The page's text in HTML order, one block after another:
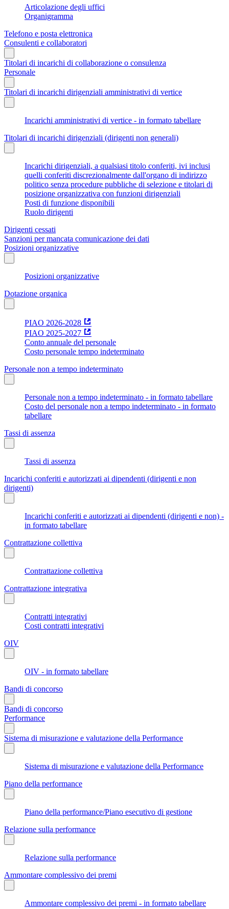
Articolazione degli uffici
Organigramma
Telefono e posta elettronica
Consulenti e collaboratori
Titolari di incarichi di collaborazione o consulenza
Personale
Titolari di incarichi dirigenziali amministrativi di vertice
Incarichi amministrativi di vertice - in formato tabellare
Titolari di incarichi dirigenziali (dirigenti non generali)
Incarichi dirigenziali, a qualsiasi titolo conferiti, ivi inclusi
quelli conferiti discrezionalmente dall'organo di indirizzo
politico senza procedure pubbliche di selezione e titolari di
posizione organizzativa con funzioni dirigenziali
Posti di funzione disponibili
Ruolo dirigenti
Dirigenti cessati
Sanzioni per mancata comunicazione dei dati
Posizioni organizzative
Posizioni organizzative
Dotazione organica
PIAO 2026-2028
PIAO 2025-2027
Conto annuale del personale
Costo personale tempo indeterminato
Personale non a tempo indeterminato
Personale non a tempo indeterminato - in formato tabellare
Costo del personale non a tempo indeterminato - in formato
tabellare
Tassi di assenza
Tassi di assenza
Incarichi conferiti e autorizzati ai dipendenti (dirigenti e non
dirigenti)
Incarichi conferiti e autorizzati ai dipendenti (dirigenti e non) -
in formato tabellare
Contrattazione collettiva
Contrattazione collettiva
Contrattazione integrativa
Contratti integrativi
Costi contratti integrativi
OIV
OIV - in formato tabellare
Bandi di concorso
Bandi di concorso
Performance
Sistema di misurazione e valutazione della Performance
Sistema di misurazione e valutazione della Performance
Piano della performance
Piano della performance/Piano esecutivo di gestione
Relazione sulla performance
Relazione sulla performance
Ammontare complessivo dei premi
Ammontare complessivo dei premi - in formato tabellare